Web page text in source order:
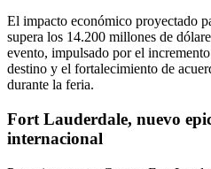
El impacto económico proyectado
supera los 14.200 millones de
evento, impulsado por el
destino y el fortalecimiento de
durante la feria.
Fort Lauderdale, nuevo
internacional